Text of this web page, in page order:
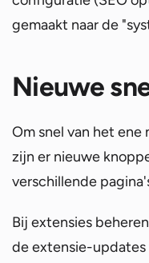
gemaakt naar de
Nieuwe
Om snel van het ene
zijn er nieuwe
verschillende
Bij extensies
de extensie-updates